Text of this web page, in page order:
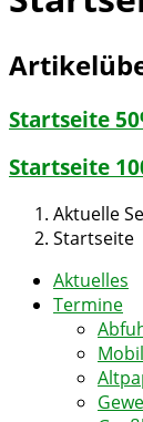
Startseite
Startseite
Aktuelle
Startseite
Aktuelles
Termine